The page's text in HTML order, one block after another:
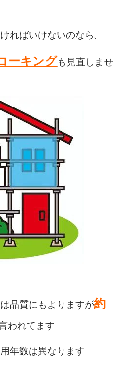
ればいけないのなら
ーキングも見直しませ
品質にもよりますが約
われてます
年数は異なります